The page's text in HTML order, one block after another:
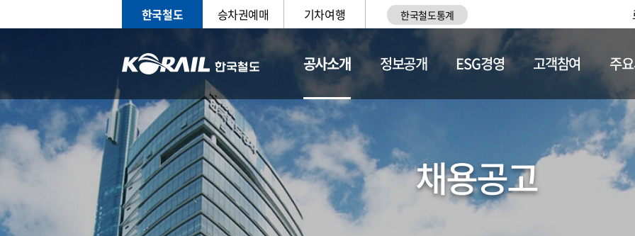
한국철도 승차권예매 기차여행 한국철도통계
공사소개
CEO 일반현황 채용정보
정보공개 ESG경영 고객참여 주
채용공고